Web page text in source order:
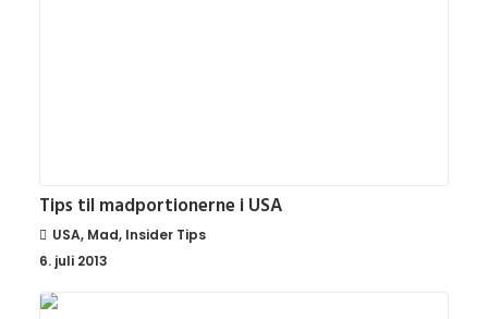
Tips til madportionerne i USA
USA, Mad, Insider Tips
6. juli 2013